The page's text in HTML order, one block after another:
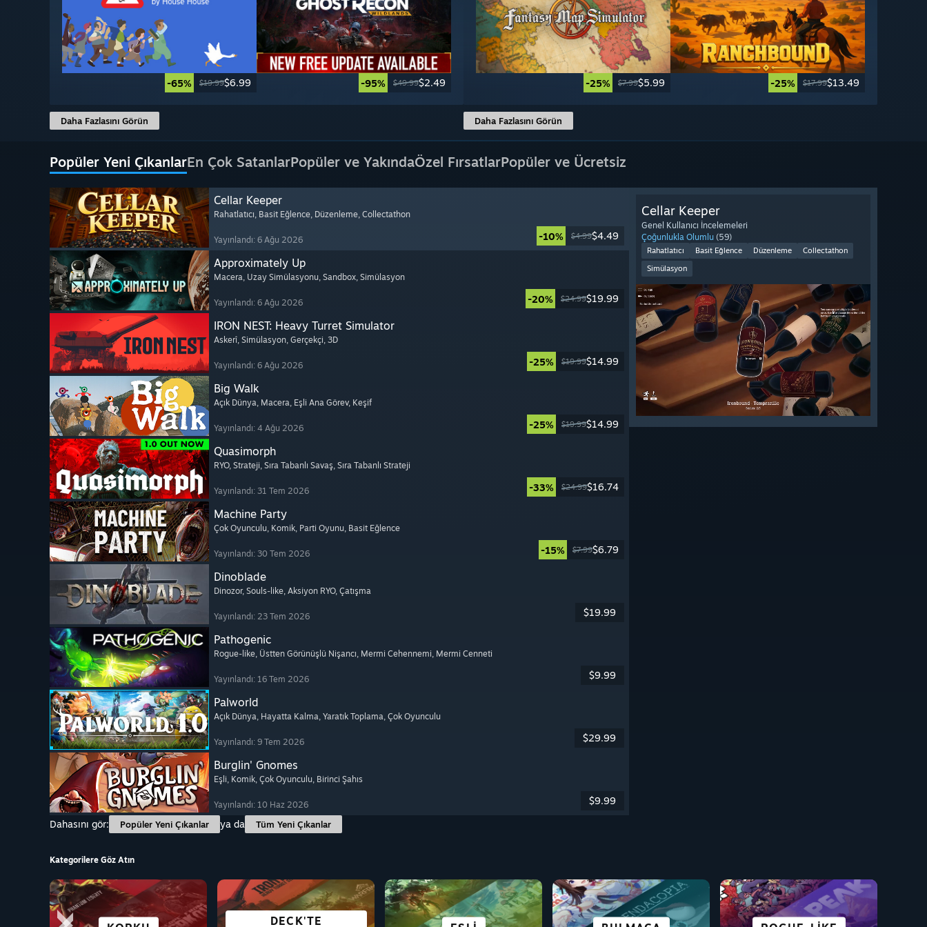
-65% $19.99$6.99 -95% $49.99$2.49
Daha Fazlasını Görün
-25% $7.99$5.99 -25% $17.99$13.49
Daha Fazlasını Görün
Popüler Yeni ÇıkanlarEn Çok SatanlarPopüler ve YakındaÖzel FırsatlarPopüler ve Ücretsiz
Cellar Keeper
Rahatlatıcı, Basit Eğlence, Düzenleme, Collectathon
Yayınlandı: 6 Ağu 2026 -10% $4.99$4.49
Approximately Up
Macera, Uzay Simülasyonu, Sandbox, Simülasyon
Yayınlandı: 6 Ağu 2026 -20% $24.99$19.99
IRON NEST: Heavy Turret Simulator
Askerî, Simülasyon, Gerçekçi, 3D
Yayınlandı: 6 Ağu 2026 -25% $19.99$14.99
Big Walk
Açık Dünya, Macera, Eşli Ana Görev, Keşif
Yayınlandı: 4 Ağu 2026 -25% $19.99$14.99
Quasimorph
RYO, Strateji, Sıra Tabanlı Savaş, Sıra Tabanlı Strateji
Yayınlandı: 31 Tem 2026 -33% $24.99$16.74
Machine Party
Çok Oyunculu, Komik, Parti Oyunu, Basit Eğlence
Yayınlandı: 30 Tem 2026 -15% $7.99$6.79
Dinoblade
Dinozor, Souls-like, Aksiyon RYO, Çatışma
Yayınlandı: 23 Tem 2026 $19.99
Pathogenic
Rogue-like, Üstten Görünüşlü Nişancı, Mermi Cehennemi, Mermi Cenneti
Yayınlandı: 16 Tem 2026 $9.99
Palworld
Açık Dünya, Hayatta Kalma, Yaratık Toplama, Çok Oyunculu
Yayınlandı: 9 Tem 2026 $29.99
Burglin' Gnomes
Eşli, Komik, Çok Oyunculu, Birinci Şahıs
Yayınlandı: 10 Haz 2026
$9.99
Dahasını gör:
Popüler Yeni Çıkanlar ya da Tüm Yeni Çıkanlar
Cellar Keeper
Genel Kullanıcı İncelemeleri
Çoğunlukla Olumlu (59)
Rahatlatıcı Basit Eğlence Düzenleme
Collectathon
Simülasyon
Kategorilere Göz Atın
DECK'TE
OYNAMASI BILIM KURGU VE